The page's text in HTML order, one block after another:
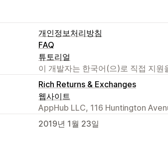
개인정보처리방침
FAQ
튜토리얼
이 개발자는 한국어(으)로 직접 지원
Rich Returns & Exchanges
웹사이트
AppHub LLC, 116 Huntington
2019년 1월 23일